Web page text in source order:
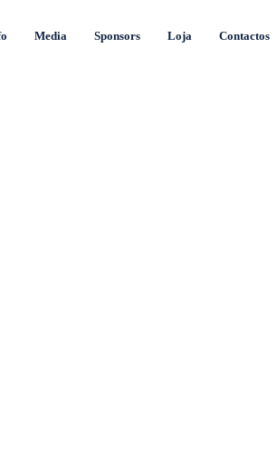
Media Sponsors Loja Contactos